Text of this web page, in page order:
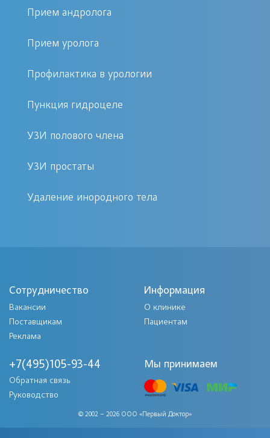
«Первый Доктор»
Квалифицированные и опытные
Современные методы
обезболивания.
время процедуры.
прием онлайн.
Перед процедурой рекомендуется
соблюдать стандартные правила
заболевания, обязательно сообщите
об этом врачу. Противопоказания к
проведению процедуры обсудит с
вами специалист на предварительной
Прием андролога
Прием уролога
Профилактика в урологии
Пункция гидроцеле
УЗИ полового члена
УЗИ простаты
Удаление инородного тела
Сотрудничество
Вакансии
Поставщикам
Реклама
Информация
О клинике
Пациентам
+7(495)105-93-44
Обратная связь
Руководство
© 2002 – 2026 ООО «Первый Доктор»
Мы принимаем